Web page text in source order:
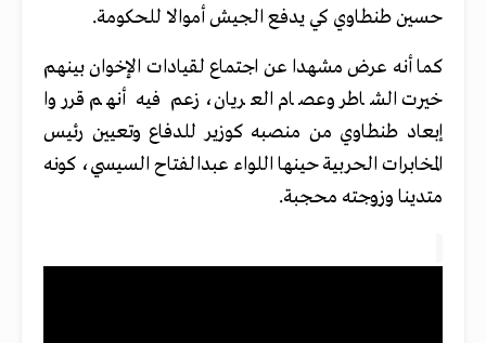
حسين طنطاوي كي يدفع الجيش أموالا للحكومة.
كما أنه عرض مشهدا عن اجتماع لقيادات الإخوان بينهم
خيرت الشاطر وعصام العريان، زعم فيه أنهم قرروا
إبعاد طنطاوي من منصبه كوزير للدفاع وتعيين رئيس
المخابرات الحربية حينها اللواء عبدالفتاح السيسي، كونه
متدينا وزوجته محجبة.